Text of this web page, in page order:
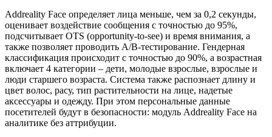
Addreality Face определяет лица меньше, чем за 0,2 секунды,
оценивает воздействие сообщения с точностью до 95%,
подсчитывает OTS (opportunity-to-see) и время внимания, а
также позволяет проводить А/В-тестирование. Гендерная
классификация происходит с точностью до 90%, а возрастная
включает 4 категории – дети, молодые взрослые, взрослые и
люди старшего возраста. Система также распознает длину и
цвет волос, расу, тип растительности на лице, надетые
аксессуары и одежду. При этом персональные данные
посетителей будут в безопасности: модуль Addreality Face на
аналитике без аттрибуции.